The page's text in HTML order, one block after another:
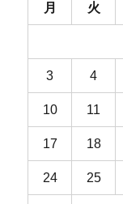
月 火
3 4
10 11
17 18
24 25